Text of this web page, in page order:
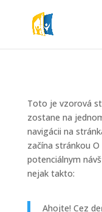
Toto je vzorová
zostane na
navigácii na
začína stránkou
potenciálnym
nejak takto:
Ahojte! Cez